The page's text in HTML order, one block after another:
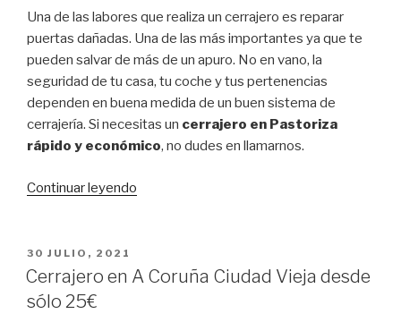
Una de las labores que realiza un cerrajero es reparar
puertas dañadas. Una de las más importantes ya que te
pueden salvar de más de un apuro. No en vano, la
seguridad de tu casa, tu coche y tus pertenencias
dependen en buena medida de un buen sistema de
cerrajería. Si necesitas un cerrajero en Pastoriza
rápido y económico, no dudes en llamarnos.
Continuar leyendo
y
PUBLICADO
EL
30 JULIO, 2021
Cerrajero en A Coruña Ciudad Vieja desde
sólo 25€